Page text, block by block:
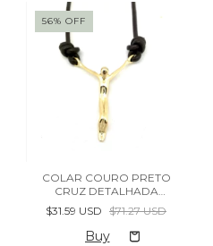
56% OFF
COLAR COURO PRETO
CRUZ DETALHADA
BANHADA OURO - (cópia)
$31.59 USD $71.27 USD